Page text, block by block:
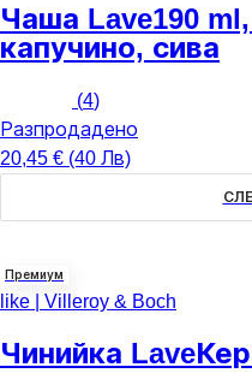
Чаша Lave190
капучино, сива
(4)
Разпродадено
20,45 € (40 Лв)
Премиум
like | Villeroy & Boch
Чинийка Lave